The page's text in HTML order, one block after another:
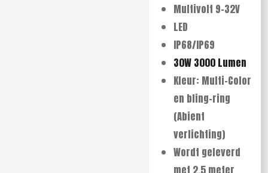
Multivolt 9-32V
LED
IP68/IP69
30W 3000 Lumen
Kleur: Multi-Color
en bling-ring
(Abient
verlichting)
Wordt geleverd
met 2.5 meter